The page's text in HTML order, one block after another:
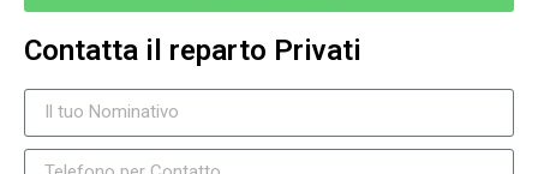
Contatta il reparto Privati